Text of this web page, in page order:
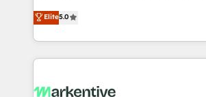
ンツとサイト構造を最適化。 🏆 なぜ100incを選ぶの
か？ ✓ HubSpot Eliteパートナー認定
ード受賞・HUGリーダー ✓
HubSpot大百科 出版 CRM・AI活用に関するご相談、現
expertise. - A team of 250+ experts dedicated to
your resilient growth.
companies activate HubSpot’s AI-
customer platform and operationalize
Loop Marketing framework through
services, smart agents, and purpose-
results, fast. ⚙️CRM & RevOps: Align all Hubs to your
Elite5.0